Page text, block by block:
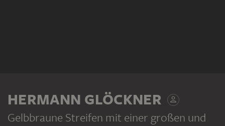
HERMANN GLÖCKNER
Gelbbraune Streifen mit einer großen und